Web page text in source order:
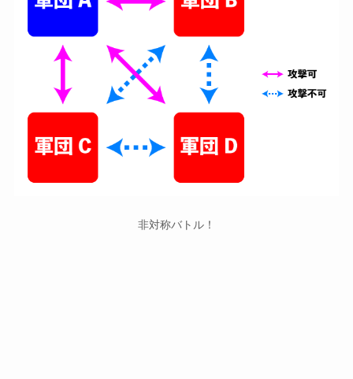
非対称バトル！